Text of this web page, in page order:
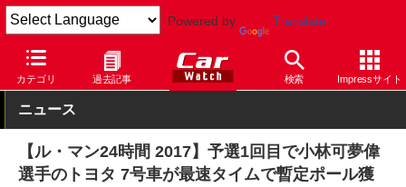
Powered by Translate
カテゴリ 過去記事 検索 Impressサイト
Car Watch モータースポーツ その他
ニュース
【ル・マン24時間 2017】予選1回目で小林可夢偉
選手のトヨタ 7号車が最速タイムで暫定ポール獲